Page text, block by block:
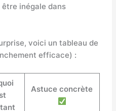
inégale dans
voici un tableau de
efficace) :
Astuce concrète